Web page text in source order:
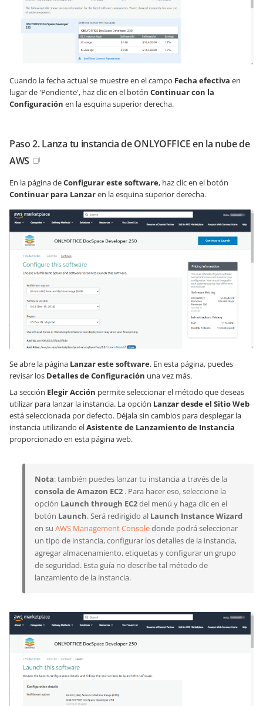
Cuando la fecha actual se muestre en el campo Fecha efectiva en
lugar de 'Pendiente', haz clic en el botón Continuar con la
Configuración en la esquina superior derecha.
Paso 2. Lanza tu instancia de ONLYOFFICE en la nube de
AWS
En la página deConfigurar este software, haz clic en el botón
Continuar para Lanzaren la esquina superior derecha.
Se abre la página Lanzar este software. En esta página, puedes
revisar los Detalles de Configuración una vez más.
La sección Elegir Acción permite seleccionar el método que deseas
utilizar para lanzar la instancia. La opción Lanzar desde el Sitio Web
está seleccionada por defecto. Déjala sin cambios para desplegar la
instancia utilizando elAsistente de Lanzamiento de Instancia
proporcionado en esta página web.
Nota: también puedes lanzar tu instancia a través de la
consola de Amazon EC2 . Para hacer eso, seleccione la
opción Launch through EC2del menú y haga clic en el
botón Launch. Será redirigido al Launch Instance Wizard
en su AWS Management Consoledonde podrá seleccionar
un tipo de instancia, configurar los detalles de la instancia,
agregar almacenamiento, etiquetas y configurar un grupo
de seguridad. Esta guía no describe tal método de
lanzamiento de la instancia.